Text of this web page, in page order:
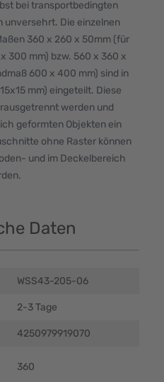
bei transportbedingten
unversehrt. Die einzelnen
360 x 260 x 50mm (für
300 mm) bzw. 560 x 360 x
600 x 400 mm) sind in
mm) eingeteilt. Diese
werden und
geformten Objekten ein
ohne Raster können
und im Deckelbereich
Daten
WSS43-205-06
2-3 Tage
4250979919070
360